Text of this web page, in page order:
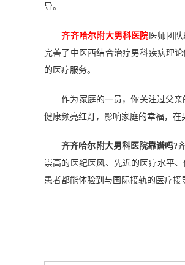
导。
齐齐哈尔附大男科医院 医师团
完善了中医西结合治疗男科疾病理
的医疗服务。
作为家庭的一员，你关注过父亲
健康频亮红灯，影响家庭的幸福，在
齐齐哈尔附大男科医院靠谱吗?
崇高的医纪医风、先近的医疗水平
患者都能体验到与国际接轨的医疗接